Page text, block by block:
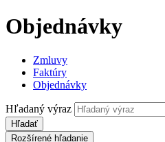
Objednávky
Zmluvy
Faktúry
Objednávky
Hľadaný výraz
Hľadať
Rozšírené hľadanie